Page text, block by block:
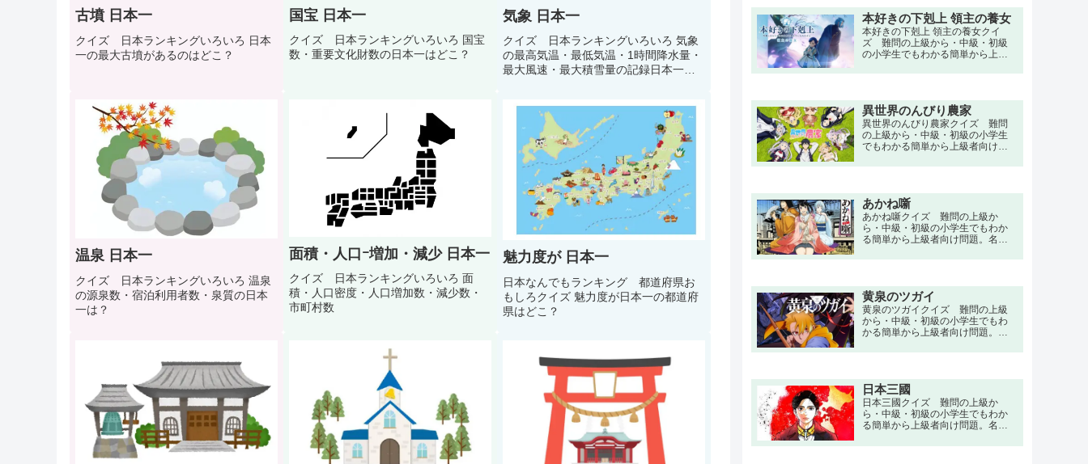
古墳 日本一
クイズ 日本ランキングいろいろ 日本
一の最大古墳があるのはどこ？
国宝 日本一
クイズ 日本ランキングいろいろ 国宝
数・重要文化財数の日本一はどこ？
気象 日本一
クイズ 日本ランキングいろいろ 気象
の最高気温・最低気温・1時間降水量・
最大風速・最大積雪量の記録日本一は
温泉 日本一
クイズ 日本ランキングいろいろ 温泉
の源泉数・宿泊利用者数・泉質の日本
一は？
面積・人口ｰ増加・減少 日本一
クイズ 日本ランキングいろいろ 面
積・人口密度・人口増加数・減少数・
市町村数
魅力度が 日本一
日本なんでもランキング 都道府県お
もしろクイズ 魅力度が日本一の都道府
県はどこ？
本好きの下剋上 領主の養女
本好きの下剋上 領主の養女クイ
ズ 難問の上級から・中級・初級
の小学生でもわかる簡単から上級
ラクター・声優・一問一答・3択問
乃は、念願である図書館への就職
が決まった日に亡くなってしま
う。もっと多くの本を読みたかっ
た、そんな未練を抱いた彼女は気
が付くと異世界の幼女マインとし
異世界のんびり農家
異世界のんびり農家クイズ 難問
の上級から・中級・初級の小学生
でもわかる簡単から上級者向け問
ー・声優・一問一答・3択問題ま
就職して身体を酷使し病気で寝た
きり状態になり、30代を病院生活
で費やし、闘病生活の末に39歳で
死亡した男性・街尾 火楽は、死後
に「神」と出会い蘇生し若返った
れる。
あかね噺
あかね噺クイズ 難問の上級か
ら・中級・初級の小学生でもわか
る簡単から上級者向け問題。名
優・一問一答・3択問題まで。桜咲
阿良川志ん太という高座名で細々
と活動する父・徹を応援していた
が、真打昇格試験にて一門のトッ
プである阿良川一生により破門を
宣告されてしまう。
黄泉のツガイ
黄泉のツガイクイズ 難問の上級
から・中級・初級の小学生でもわ
かる簡単から上級者向け問題。名
優・一問一答・3択問題まで。山奥
が産まれた。「夜と昼を別つ双
子」の誕生に村人はおののく。そ
れから16年、双子の兄ユルはたく
ましい青年に成長し、妹のアサは
座敷牢の中で「お務め」を果たす
村にヘリコプターに乗った武装組
日本三國
日本三國クイズ 難問の上級か
ら・中級・初級の小学生でもわか
る簡単から上級者向け問題。名
優・一問一答・3択問題まで。近未